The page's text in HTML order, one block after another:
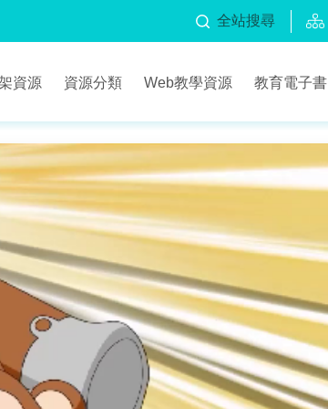
全站搜尋
資源 資源分類 Web教學資源 教育電子書